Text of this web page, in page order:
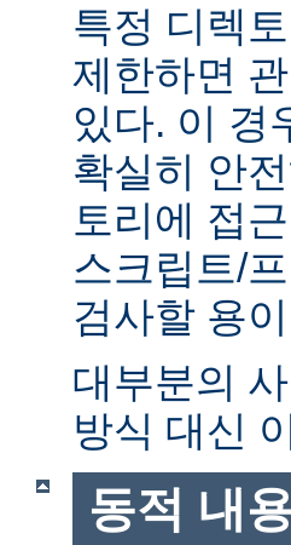
특정 디렉
제한하면
있다. 이 경
확실히 안
토리에 접
스크립트/
검사할 용
대부분의
방식 대신
동적 내